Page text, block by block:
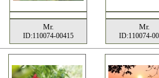
Mr.
ID:110074-00415
Mr.
ID:110074-